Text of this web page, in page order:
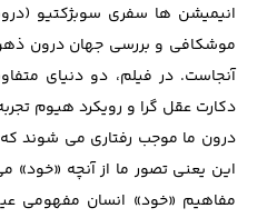
انیمیشن ها سفری سوبژکتیو
موشکافی و بررسی جهان درون
آنجاست. در فیلم، دو دنیای
دکارت عقل گرا و رویکرد هیوم
درون ما موجب رفتاری می شوند
این یعنی تصور ما از آنچه «خود»
مفاهیم «خود» انسان مفهومی